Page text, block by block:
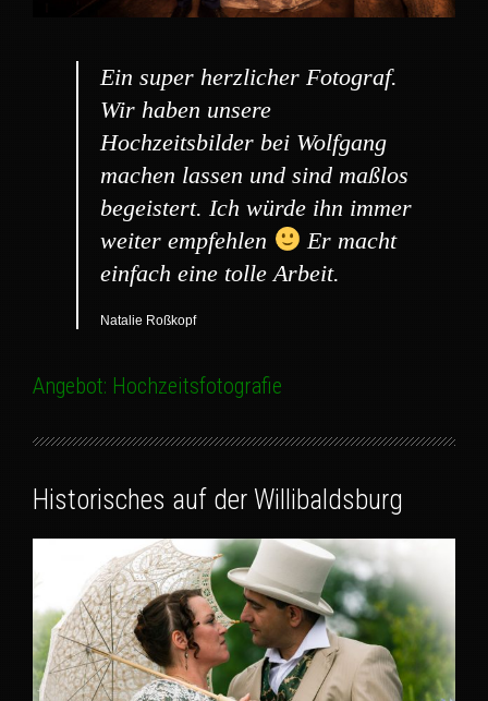
Ein super herzlicher Fotograf.
Wir haben unsere
Hochzeitsbilder bei Wolfgang
machen lassen und sind maßlos
begeistert. Ich würde ihn immer
weiter empfehlen
Er macht
einfach eine tolle Arbeit.
Natalie Roßkopf
Angebot: Hochzeitsfotografie
Historisches auf der Willibaldsburg